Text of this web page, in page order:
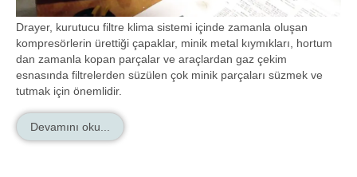
Drayer, kurutucu filtre klima sistemi içinde zamanla oluşan
kompresörlerin ürettiği çapaklar, minik metal kıymıkları, hortum
dan zamanla kopan parçalar ve araçlardan gaz çekim
esnasında filtrelerden süzülen çok minik parçaları süzmek ve
tutmak için önemlidir.
Devamını oku...